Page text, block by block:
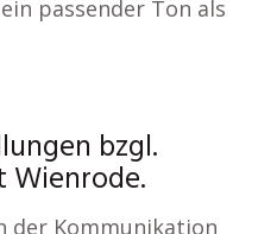
passender Ton als
bzgl.
der Kommunikation